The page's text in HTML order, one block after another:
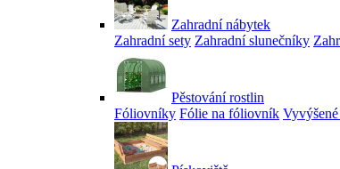
Zahradní nábytek
Zahradní sety Zahradní slunečníky
Pěstování rostlin
Fóliovníky Fólie na fóliovník